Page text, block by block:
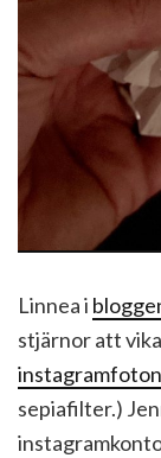
Linnea i
stjärnor att
instagramfoton
sepiafilter.)